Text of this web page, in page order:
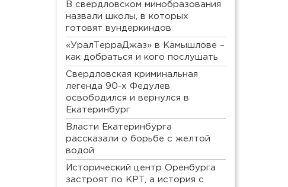
В свердловском минобразования
назвали школы, в которых
готовят вундеркиндов
«УралТерраДжаз» в Камышлове –
как добраться и кого послушать
Свердловская криминальная
легенда 90-х Федулев
освободился и вернулся в
Екатеринбург
Власти Екатеринбурга
рассказали о борьбе с желтой
водой
Исторический центр Оренбурга
застроят по КРТ, а история с